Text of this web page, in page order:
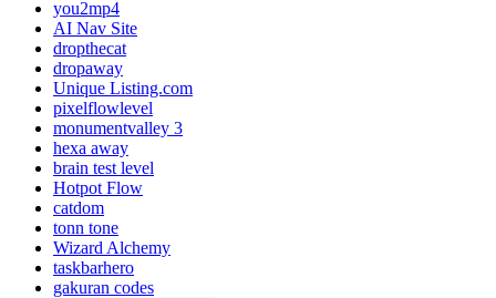
you2mp4
AI Nav Site
dropthecat
dropaway
Unique Listing.com
pixelflowlevel
monumentvalley 3
hexa away
brain test level
Hotpot Flow
catdom
tonn tone
Wizard Alchemy
taskbarhero
gakuran codes